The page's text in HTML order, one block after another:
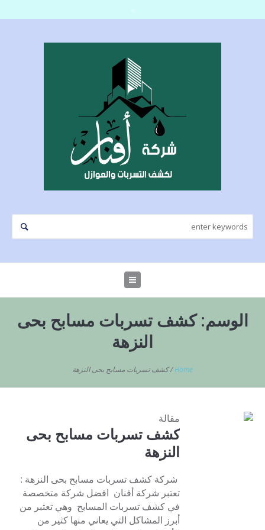
الوسم:كشف تسربات مسابح بحى
النزهة
Home
/كشف تسربات مسابح بحى النزهة
مقالة
كشف تسربات مسابح بحى
النزهة
شركة كشف تسربات مسابح بحى النزهة :
تعتبر شركة أفنان افضل شركة متخصصة
في كشف تسربات المسابح وهي تعتبر من
أبرز المشاكل التي يعاني منها كثير من